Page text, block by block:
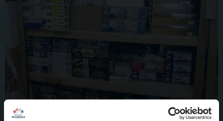
Inzwischen sind "kleinere" Menge Material für Bauabschnitt